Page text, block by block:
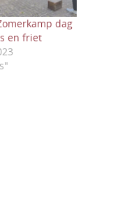
dag
en friet